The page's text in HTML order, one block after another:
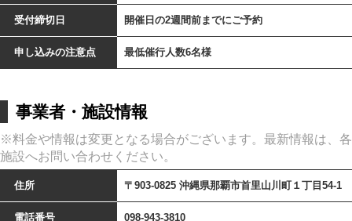
受付締切日 開催日の2週間前までにご予約
申し込みの注意点 最低催行人数6名様
事業者・施設情報
※料金や情報は変更となる場合がございます。最新情報は、各
施設へお問い合わせください。
住所 〒903-0825 沖縄県那覇市首里山川町１丁目54-1
電話番号 098-943-3810